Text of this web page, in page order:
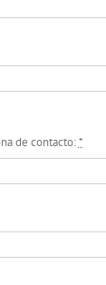
de contacto:*